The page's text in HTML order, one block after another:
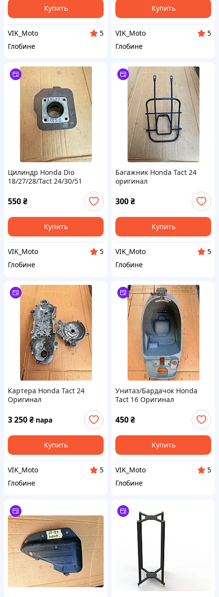
Купить
VIK_Moto
5
Глобине
Купить
VIK_Moto
5
Глобине
Цилиндр Honda Dio
18/27/28/Tact 24/30/51
550₴
Купить
VIK_Moto
5
Глобине
Багажник Honda Tact 24
оригинал
300₴
Купить
VIK_Moto
5
Глобине
Картера Honda Tact 24
Оригинал
3 250₴ пара
Купить
VIK_Moto
5
Глобине
Унитаз/Бардачок Honda
Tact 16 Оригинал
450₴
Купить
VIK_Moto
5
Глобине